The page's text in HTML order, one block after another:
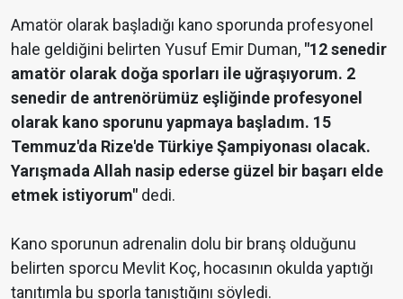
Amatör olarak başladığı kano sporunda profesyonel
hale geldiğini belirten Yusuf Emir Duman, "12 senedir
amatör olarak doğa sporları ile uğraşıyorum. 2
senedir de antrenörümüz eşliğinde profesyonel
olarak kano sporunu yapmaya başladım. 15
Temmuz'da Rize'de Türkiye Şampiyonası olacak.
Yarışmada Allah nasip ederse güzel bir başarı elde
etmek istiyorum" dedi.
Kano sporunun adrenalin dolu bir branş olduğunu
belirten sporcu Mevlit Koç, hocasının okulda yaptığı
tanıtımla bu sporla tanıştığını söyledi.